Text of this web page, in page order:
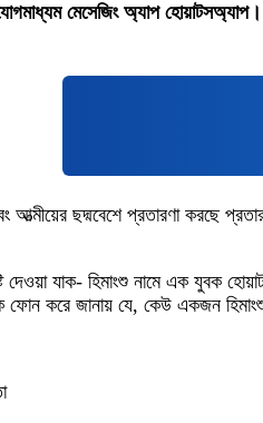
মেসেজিং অ্যাপ
ছদ্মবেশে প্রতারণা করছে
দেওয়া যাক- হিমাংশু নামে এক যুবক
করে জানায় যে, কেউ একজন